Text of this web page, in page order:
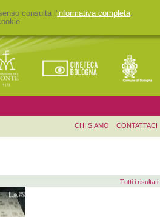
consulta l'informativa completa.
CHI SIAMO CONTATTACI
Tutti i risultati